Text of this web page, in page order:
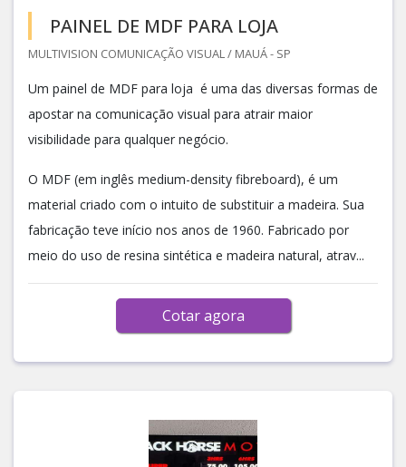
PAINEL DE MDF PARA LOJA
MULTIVISION COMUNICAÇÃO VISUAL / MAUÁ - SP
Um painel de MDF para loja é uma das diversas formas de
apostar na comunicação visual para atrair maior
visibilidade para qualquer negócio.
O MDF (em inglês medium-density fibreboard), é um
material criado com o intuito de substituir a madeira. Sua
fabricação teve início nos anos de 1960. Fabricado por
meio do uso de resina sintética e madeira natural, atrav...
Cotar agora